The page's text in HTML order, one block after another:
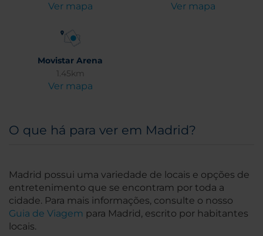
Ver mapa Ver mapa
Movistar Arena
1.45km
Ver mapa
O que há para ver em Madrid?
Madrid possui uma variedade de locais e opções de
entretenimento que se encontram por toda a
cidade. Para mais informações, consulte o nosso
Guia de Viagem para Madrid, escrito por habitantes
locais.